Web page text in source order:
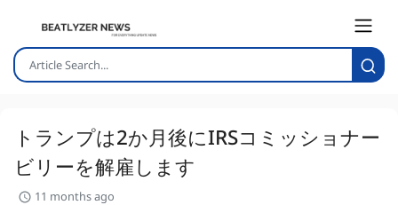
トランプは2か月後にIRSコミッショナー
ビリーを解雇します
11 months ago